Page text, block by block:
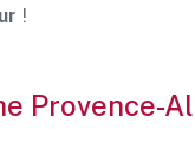
!
Provence-